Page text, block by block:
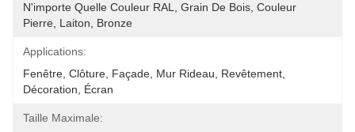
N'importe Quelle Couleur RAL, Grain De Bois, Couleur
Pierre, Laiton, Bronze
Applications:
Fenêtre, Clôture, Façade, Mur Rideau, Revêtement,
Décoration, Écran
Taille Maximale: